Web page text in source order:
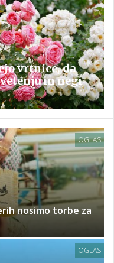
vrtnice, da
in negi
OGLAS
nosimo torbe za
OGLAS